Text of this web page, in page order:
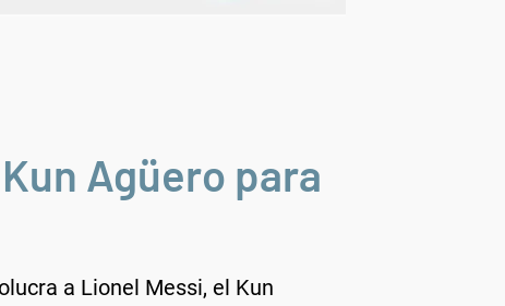
Agüero para
a Lionel Messi, el Kun